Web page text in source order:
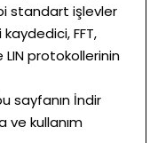
standart işlevler
FFT,
LIN protokollerinin
sayfanın İndir
ve kullanım